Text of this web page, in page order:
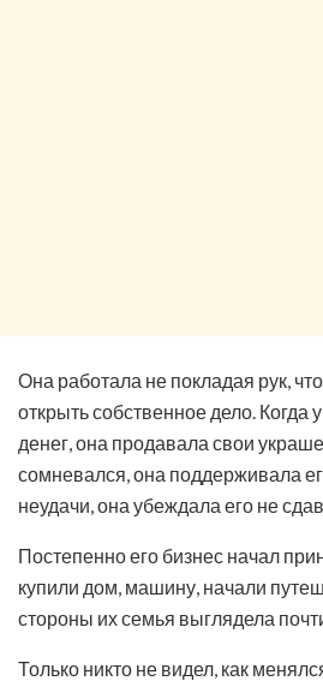
Она работала не покладая рук,
открыть собственное дело. Когда
денег, она продавала свои
сомневался, она поддерживала
неудачи, она убеждала его не
Постепенно его бизнес начал
купили дом, машину, начали
стороны их семья выглядела
Только никто не видел, как